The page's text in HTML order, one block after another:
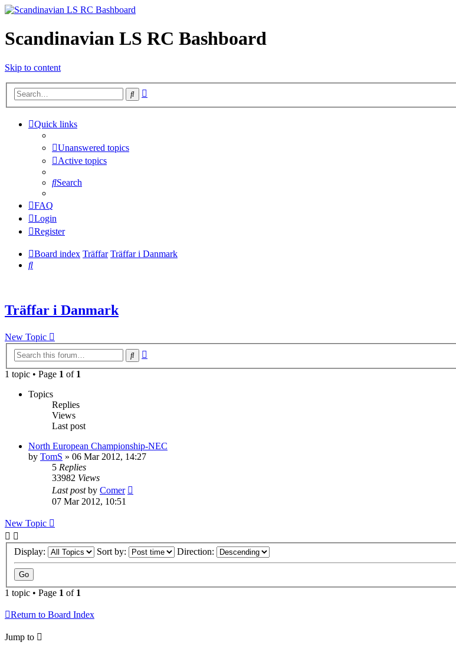
Scandinavian LS RC Bashboard
Skip to content
Search
Quick links
Unanswered topics
Active topics
Search
FAQ
Login
Register
Board index Träffar Träffar i Danmark
Search
Träffar i Danmark
New Topic
Search
1 topic • Page 1 of 1
Topics
Replies
Views
Last post
North European Championship-NEC
by TomS » 06 Mar 2012, 14:27
5 Replies
33982 Views
Last postby Comer
07 Mar 2012, 10:51
New Topic
Display: Sort by: Direction:
1 topic • Page 1 of 1
Return to Board Index
Jump to